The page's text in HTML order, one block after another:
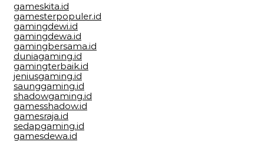
gameskita.id
gamesterpopuler.id
gamingdewi.id
gamingdewa.id
gamingbersama.id
duniagaming.id
gamingterbaik.id
jeniusgaming.id
saunggaming.id
shadowgaming.id
gamesshadow.id
gamesraja.id
sedapgaming.id
gamesdewa.id